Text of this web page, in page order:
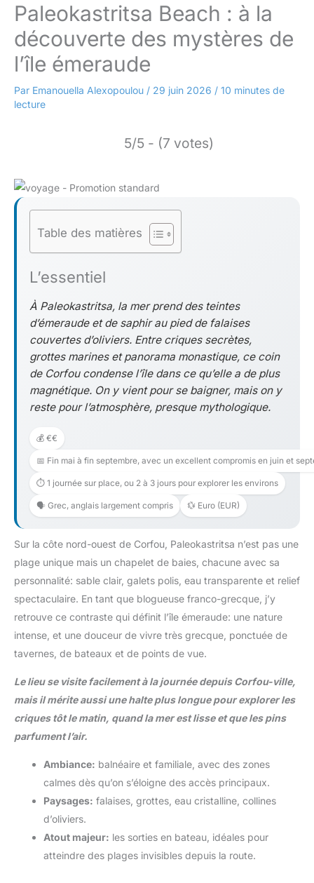
Paleokastritsa Beach : à la
découverte des mystères de
l’île émeraude
Par Emanouella Alexopoulou / 29 juin 2026 / 10 minutes de
lecture
5/5 - (7 votes)
Table des matières
L’essentiel
À Paleokastritsa, la mer prend des teintes
d’émeraude et de saphir au pied de falaises
couvertes d’oliviers. Entre criques secrètes,
grottes marines et panorama monastique, ce coin
de Corfou condense l’île dans ce qu’elle a de plus
magnétique. On y vient pour se baigner, mais on y
reste pour l’atmosphère, presque mythologique.
💰 €€
📅 Fin mai à fin septembre, avec un excellent compromis en juin et
⏱️ 1 journée sur place, ou 2 à 3 jours pour explorer les environs
🗣️ Grec, anglais largement compris 💱 Euro (EUR)
Sur la côte nord-ouest de Corfou, Paleokastritsa n’est pas une
plage unique mais un chapelet de baies, chacune avec sa
personnalité: sable clair, galets polis, eau transparente et relief
spectaculaire. En tant que blogueuse franco-grecque, j’y
retrouve ce contraste qui définit l’île émeraude: une nature
intense, et une douceur de vivre très grecque, ponctuée de
tavernes, de bateaux et de points de vue.
Le lieu se visite facilement à la journée depuis Corfou-ville,
mais il mérite aussi une halte plus longue pour explorer les
criques tôt le matin, quand la mer est lisse et que les pins
parfument l’air.
Ambiance: balnéaire et familiale, avec des zones
calmes dès qu’on s’éloigne des accès principaux.
Paysages: falaises, grottes, eau cristalline, collines
d’oliviers.
Atout majeur: les sorties en bateau, idéales pour
atteindre des plages invisibles depuis la route.